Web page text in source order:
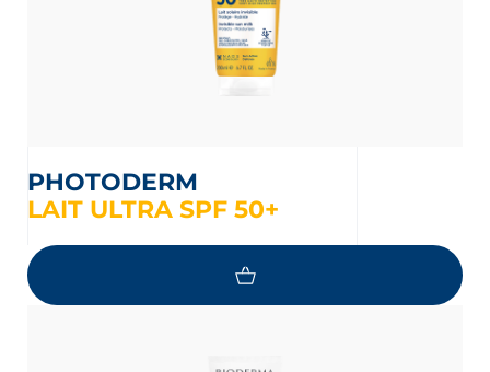
PHOTODERM
LAIT ULTRA SPF 50+